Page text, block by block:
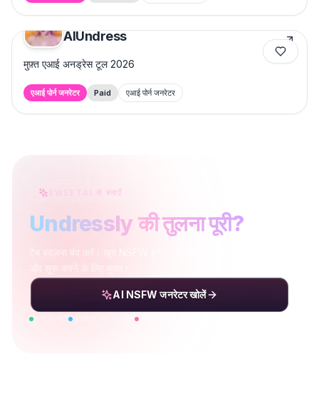
AIUndress
मुफ़्त एआई अनड्रेस टूल 2026
एआई पोर्न जनरेटर Paid एआई पोर्न जनरेटर
SWEETAI से बनाएँ
Undressly की तुलना पूरी?
AI NSFW जनरेटर खोलें